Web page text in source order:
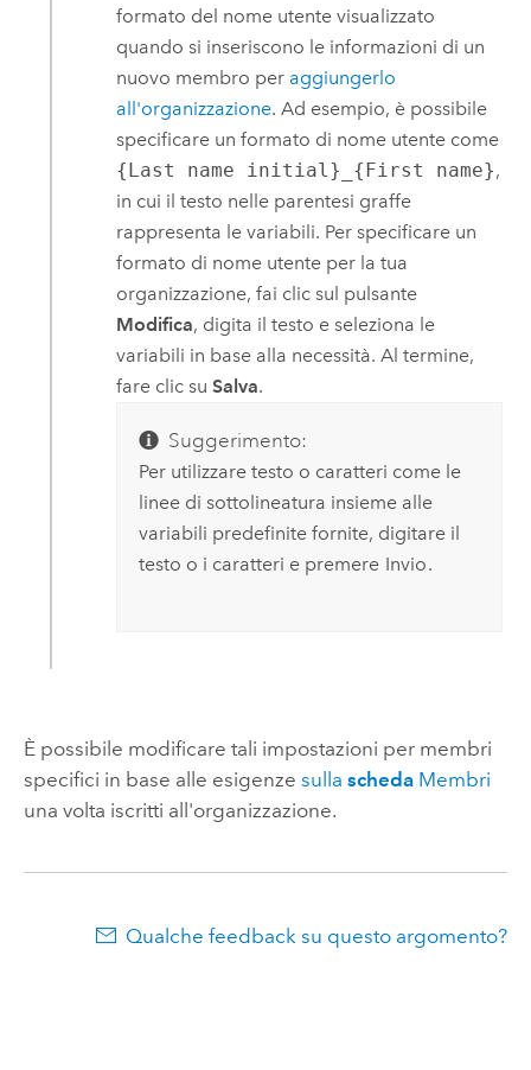
formato del nome utente visualizzato
quando si inseriscono le informazioni di un
nuovo membro per aggiungerlo
all'organizzazione. Ad esempio, è possibile
specificare un formato di nome utente come
{Last name initial}_{First name},
in cui il testo nelle parentesi graffe
rappresenta le variabili. Per specificare un
formato di nome utente per la tua
organizzazione, fai clic sul pulsante
Modifica, digita il testo e seleziona le
variabili in base alla necessità. Al termine,
fare clic suSalva.
Suggerimento:
Per utilizzare testo o caratteri come le
linee di sottolineatura insieme alle
variabili predefinite fornite, digitare il
testo o i caratteri e premere Invio.
È possibile modificare tali impostazioni per membri
specifici in base alle esigenze sulla schedaMembri
una volta iscritti all'organizzazione.
Qualche feedback su questo argomento?